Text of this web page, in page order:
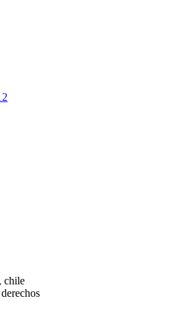
chile